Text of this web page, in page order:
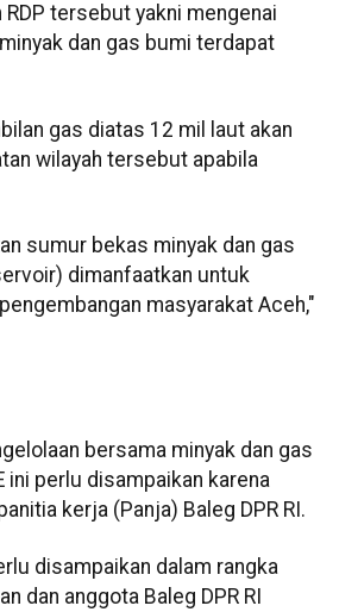
tersebut yakni mengenai
dan gas bumi terdapat
gas diatas 12 mil laut akan
wilayah tersebut apabila
sumur bekas minyak dan gas
dimanfaatkan untuk
masyarakat Aceh,"
bersama minyak dan gas
ini perlu disampaikan karena
kerja (Panja) Baleg DPR RI.
disampaikan dalam rangka
dan anggota Baleg DPR RI